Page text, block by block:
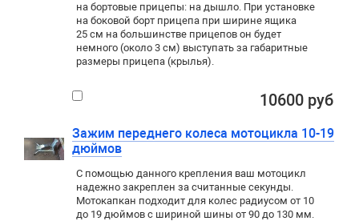
на бортовые прицепы: на дышло. При установке
на боковой борт прицепа при ширине ящика
25 см на большинстве прицепов он будет
немного (около 3 см) выступать за габаритные
размеры прицепа (крылья).
10600 руб
Зажим переднего колеса мотоцикла 10-19
дюймов
С помощью данного крепления ваш мотоцикл
надежно закреплен за считанные секунды.
Мотокапкан подходит для колес радиусом от 10
до 19 дюймов с шириной шины от 90 до 130 мм.